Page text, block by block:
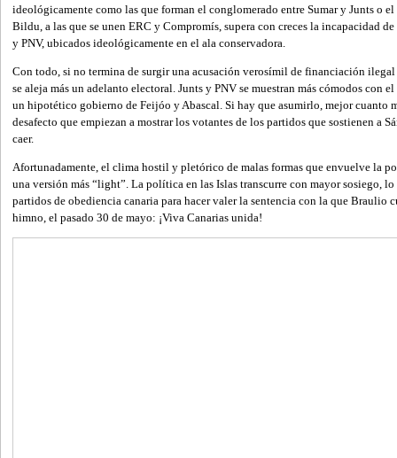
ideológicamente como las que forman el conglomerado entre Sumar y Junts o
Bildu, a las que se unen ERC y Compromís, supera con creces la incapacidad
y PNV, ubicados ideológicamente en el ala conservadora.
Con todo, si no termina de surgir una acusación verosímil de financiación
se aleja más un adelanto electoral. Junts y PNV se muestran más cómodos con
un hipotético gobierno de Feijóo y Abascal. Si hay que asumirlo, mejor cuanto
desafecto que empiezan a mostrar los votantes de los partidos que sostienen a
caer.
Afortunadamente, el clima hostil y pletórico de malas formas que envuelve la
una versión más “light”. La política en las Islas transcurre con mayor sosiego,
partidos de obediencia canaria para hacer valer la sentencia con la que Braulio
himno, el pasado 30 de mayo: ¡Viva Canarias unida!